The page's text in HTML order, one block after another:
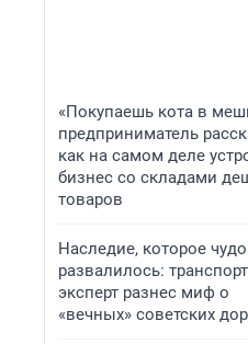
«Покупаешь кота в
предприниматель
как на самом деле
бизнес со складами
товаров
Наследие, которое
развалилось:
эксперт разнес миф о
«вечных» советских